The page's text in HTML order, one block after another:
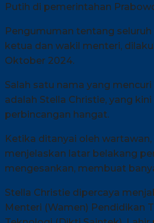
Putih di pemerintahan
Pengumuman tentang
ketua dan wakil menteri,
Oktober 2024.
Salah satu nama yang
adalah Stella Christie, yang
perbincangan hangat.
Ketika ditanyai oleh
menjelaskan latar belakang
mengesankan, membuat
Stella Christie dipercaya
Menteri (Wamen) Pendidikan